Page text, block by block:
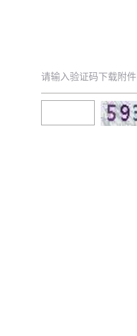
请输入验证码下载附件